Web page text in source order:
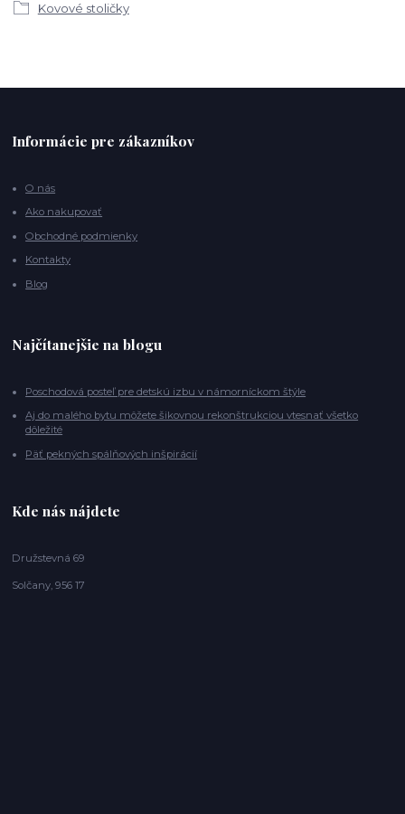
Kovové stoličky
Informácie pre zákazníkov
O nás
Ako nakupovať
Obchodné podmienky
Kontakty
Blog
Najčítanejšie na blogu
Poschodová posteľ pre detskú izbu v námorníckom štýle
Aj do malého bytu môžete šikovnou rekonštrukciou vtesnať všetko
dôležité
Päť pekných spálňových inšpirácií
Kde nás nájdete
Družstevná 69
Solčany, 956 17